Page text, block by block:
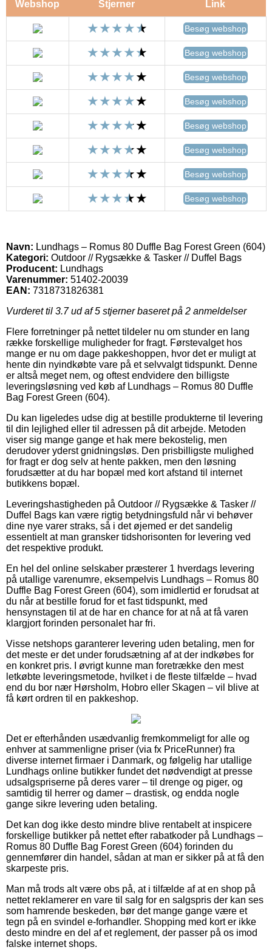
Webshop Stjerner Link
Besøg webshop
Besøg webshop
Besøg webshop
Besøg webshop
Besøg webshop
Besøg webshop
Besøg webshop
Besøg webshop
Navn: Lundhags – Romus 80 Duffle Bag Forest Green (604)
Kategori: Outdoor // Rygsække & Tasker // Duffel Bags
Producent: Lundhags
Varenummer: 51402-20039
EAN: 7318731826381
Vurderet til 3.7ud af 5 stjerner baseret på 2 anmeldelser
Flere forretninger på nettet tildeler nu om stunder en lang
række forskellige muligheder for fragt. Førstevalget hos
mange er nu om dage pakkeshoppen, hvor det er muligt at
hente din nyindkøbte vare på et selvvalgt tidspunkt. Denne
er altså meget nem, og oftest endvidere den billigste
leveringsløsning ved køb af Lundhags – Romus 80 Duffle
Bag Forest Green (604).
Du kan ligeledes udse dig at bestille produkterne til levering
til din lejlighed eller til adressen på dit arbejde. Metoden
viser sig mange gange et hak mere bekostelig, men
derudover yderst gnidningsløs. Den prisbilligste mulighed
for fragt er dog selv at hente pakken, men den løsning
forudsætter at du har bopæl med kort afstand til internet
butikkens bopæl.
Leveringshastigheden på Outdoor // Rygsække & Tasker //
Duffel Bags kan være rigtig betydningsfuld når vi behøver
dine nye varer straks, så i det øjemed er det sandelig
essentielt at man gransker tidshorisonten for levering ved
det respektive produkt.
En hel del online selskaber præsterer 1 hverdags levering
på utallige varenumre, eksempelvis Lundhags – Romus 80
Duffle Bag Forest Green (604), som imidlertid er forudsat at
du når at bestille forud for et fast tidspunkt, med
hensynstagen til at de har en chance for at nå at få varen
klargjort forinden personalet har fri.
Visse netshops garanterer levering uden betaling, men for
det meste er det under forudsætning af at der indkøbes for
en konkret pris. I øvrigt kunne man foretrække den mest
letkøbte leveringsmetode, hvilket i de fleste tilfælde – hvad
end du bor nær Hørsholm, Hobro eller Skagen – vil blive at
få kørt ordren til en pakkeshop.
Det er efterhånden usædvanlig fremkommeligt for alle og
enhver at sammenligne priser (via fx PriceRunner) fra
diverse internet firmaer i Danmark, og følgelig har utallige
Lundhags online butikker fundet det nødvendigt at presse
udsalgspriserne på deres varer – til drenge og piger, og
samtidig til herrer og damer – drastisk, og endda nogle
gange sikre levering uden betaling.
Det kan dog ikke desto mindre blive rentabelt at inspicere
forskellige butikker på nettet efter rabatkoder på Lundhags –
Romus 80 Duffle Bag Forest Green (604) forinden du
gennemfører din handel, sådan at man er sikker på at få den
skarpeste pris.
Man må trods alt være obs på, at i tilfælde af at en shop på
nettet reklamerer en vare til salg for en salgspris der kan ses
som hamrende beskeden, bør det mange gange være et
tegn på en svindel e-forhandler. Shopping med kort er ikke
desto mindre en del af et reglement, der passer på os imod
falske internet shops.